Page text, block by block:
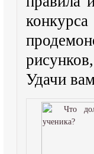
Удачи